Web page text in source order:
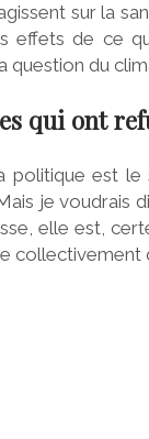
sur la
de ce
du
qui ont
politique est le
je
elle est,
collectivement